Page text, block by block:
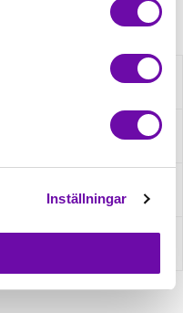
Inställningar